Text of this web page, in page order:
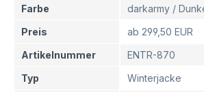
Farbe
darkarmy /
Preis
ab 299,50 EUR
Artikelnummer
ENTR-870
Typ
Winterjacke